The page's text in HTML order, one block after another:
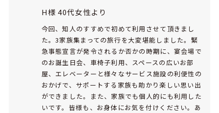
H様 40代女性より
今回、知人のすすめで初めて利用させて頂きまし
た。3家族集まっての旅行を大変堪能しました。緊
急事態宣言が発令されるか否かの時期に、宴会場で
のお誕生日会、車椅子利用、スペースの広いお部
屋、エレベーターと様々なサービス施設の利便性の
おかげで、サポートする家族も助かり楽しい思い出
ができました。また、家族でも個人的にも利用した
いです。皆様も、お身体にお気を付けください。あ